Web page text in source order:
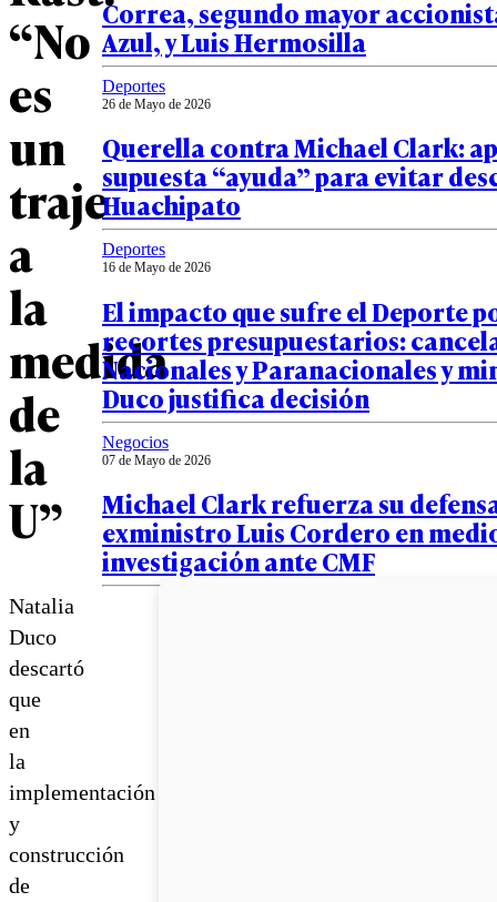
“No
es
un
traje
a
la
medida
de
la
U”
Natalia
Duco
descartó
que
en
la
implementación
y
construcción
de
Correa, segundo mayor
Azul, y Luis Hermosilla
Deportes
26 de Mayo de 2026
Querella contra Michael Clark:
supuesta “ayuda” para evitar
Huachipato
Deportes
16 de Mayo de 2026
El impacto que sufre el Deporte
recortes presupuestarios:
Nacionales y Paranacionales y
Duco justifica decisión
Negocios
07 de Mayo de 2026
Michael Clark refuerza su
exministro Luis Cordero en
investigación ante CMF